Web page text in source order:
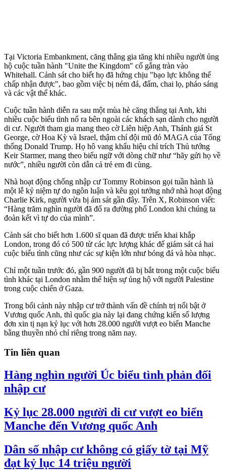
Tại Victoria Embankment, căng thẳng gia tăng khi nhiều người ủng
hộ cuộc tuần hành "Unite the Kingdom" cố gắng tràn vào
Whitehall. Cảnh sát cho biết họ đã hứng chịu "bạo lực không thể
chấp nhận được", bao gồm việc bị ném đá, đấm, chai lọ, pháo sáng
và các vật thể khác.
Cuộc tuần hành diễn ra sau một mùa hè căng thẳng tại Anh, khi
nhiều cuộc biểu tình nổ ra bên ngoài các khách sạn dành cho người
di cư. Người tham gia mang theo cờ Liên hiệp Anh, Thánh giá St
George, cờ Hoa Kỳ và Israel, thậm chí đội mũ đỏ MAGA của Tổng
thống Donald Trump. Họ hô vang khẩu hiệu chỉ trích Thủ tướng
Keir Starmer, mang theo biểu ngữ với dòng chữ như “hãy gửi họ về
nước”, nhiều người còn dẫn cả trẻ em đi cùng.
Nhà hoạt động chống nhập cư Tommy Robinson gọi tuần hành là
một lễ kỷ niệm tự do ngôn luận và kêu gọi tưởng nhớ nhà hoạt động
Charlie Kirk, người vừa bị ám sát gần đây. Trên X, Robinson viết:
“Hàng trăm nghìn người đã đổ ra đường phố London khi chúng ta
đoàn kết vì tự do của mình”.
Cảnh sát cho biết hơn 1.600 sĩ quan đã được triển khai khắp
London, trong đó có 500 từ các lực lượng khác để giám sát cả hai
cuộc biểu tình cũng như các sự kiện lớn như bóng đá và hòa nhạc.
Chỉ một tuần trước đó, gần 900 người đã bị bắt trong một cuộc biểu
tình khác tại London nhằm thể hiện sự ủng hộ với người Palestine
trong cuộc chiến ở Gaza.
Trong bối cảnh này nhập cư trở thành vấn đề chính trị nổi bật ở
Vương quốc Anh, thì quốc gia này lại đang chứng kiến số lượng
đơn xin tị nạn kỷ lục với hơn 28.000 người vượt eo biển Manche
bằng thuyền nhỏ chỉ riêng trong năm nay.
Tin liên quan
Hàng nghìn người Úc biểu tình phản đối
nhập cư
Kỷ lục 28.000 người di cư vượt eo biển
Manche đến Vương quốc Anh
Dân số nhập cư không có giấy tờ tại Mỹ
đạt kỷ lục 14 triệu người